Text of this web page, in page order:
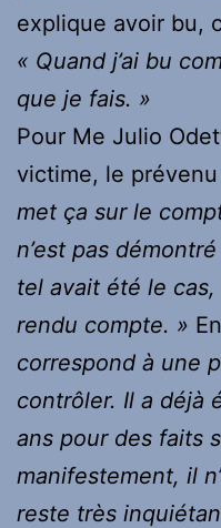
explique avoir bu,
« Quand j’ai bu
que je fais. »
Pour Me Julio
victime, le prévenu
met ça sur le
n’est pas
tel avait été le cas,
rendu compte. »
correspond à une
contrôler. Il a déjà
ans pour des faits
manifestement, il
reste très